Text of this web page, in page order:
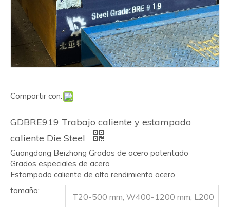
Compartir con:
GDBRE919 Trabajo caliente y estampado
caliente Die Steel
Guangdong Beizhong Grados de acero patentado
Grados especiales de acero
Estampado caliente de alto rendimiento acero
tamaño:
T20-500 mm, W400-1200 mm, L200